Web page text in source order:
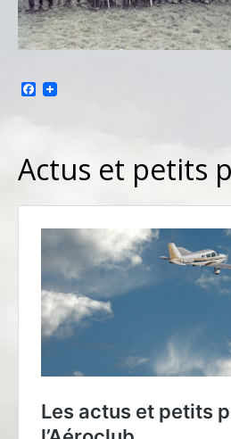
Facebook
Actus et petits